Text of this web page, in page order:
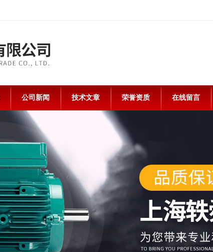
公司新闻 技术文章 荣誉资质 在线留言